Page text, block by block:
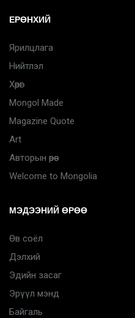
ЕРӨНХИЙ
Ярилцлага
Нийтлэл
Хөрөг
Mongol Made
Magazine Quote
Art
Авторын өрөө
Welcome to Mongolia
МЭДЭЭНИЙ ӨРӨӨ
Өв соёл
Дэлхий
Эдийн засаг
Эрүүл мэнд
Байгаль